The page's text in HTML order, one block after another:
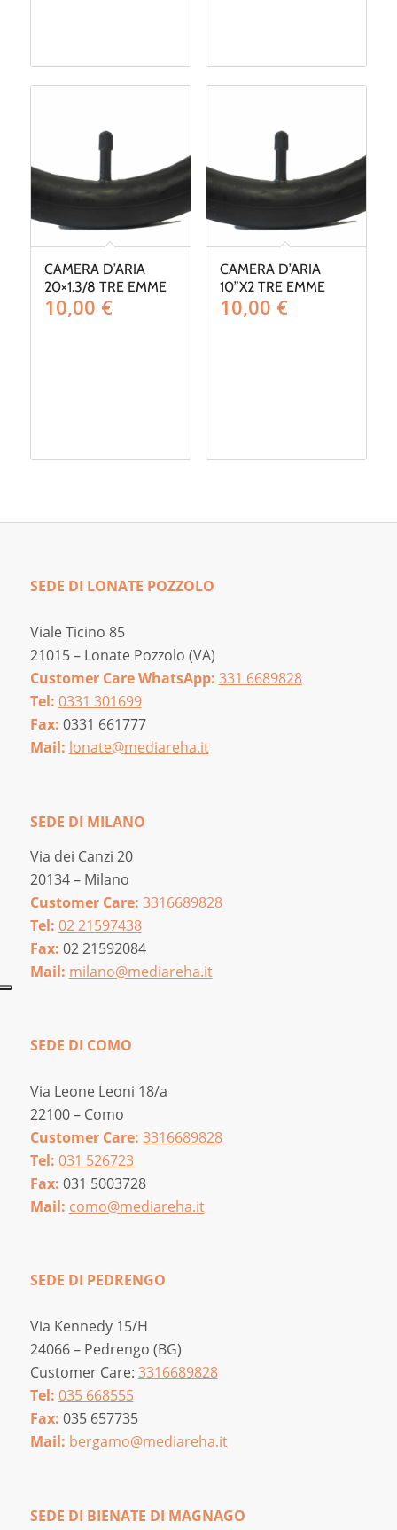
CAMERA D’ARIA
20×1.3/8 TRE EMME
10,00 €
CAMERA D’ARIA
10”X2 TRE EMME
10,00 €
SEDE DI LONATE POZZOLO
Viale Ticino 85
21015 – Lonate Pozzolo (VA)
Customer Care WhatsApp: 331 6689828
Tel: 0331 301699
Fax: 0331 661777
Mail: lonate@mediareha.it
SEDE DI MILANO
Via dei Canzi 20
20134 – Milano
Customer Care: 3316689828
Tel: 02 21597438
Fax: 02 21592084
Mail: milano@mediareha.it
SEDE DI COMO
Via Leone Leoni 18/a
22100 – Como
Customer Care: 3316689828
Tel: 031 526723
Fax: 031 5003728
Mail: como@mediareha.it
SEDE DI PEDRENGO
Via Kennedy 15/H
24066 – Pedrengo (BG)
Customer Care: 3316689828
Tel: 035 668555
Fax: 035 657735
Mail: bergamo@mediareha.it
SEDE DI BIENATE DI MAGNAGO